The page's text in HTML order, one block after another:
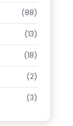
(88)
(13)
(18)
(2)
(3)